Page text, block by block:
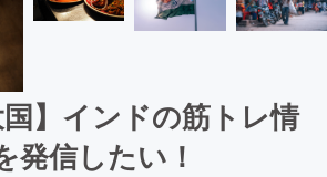
国】インドの筋トレ情
発信したい！